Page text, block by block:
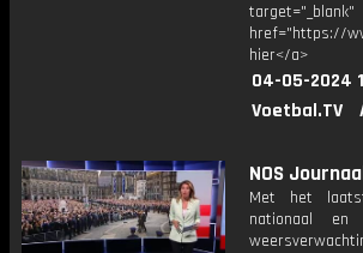
target="_blank"
href="https://
hier</a>
04-05-2024
Voetbal.TV
NOS
Met het
nationaal